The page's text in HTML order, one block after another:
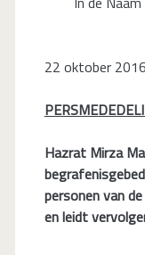
22 oktober 2016
Hazrat Mirza
personen van
en leidt